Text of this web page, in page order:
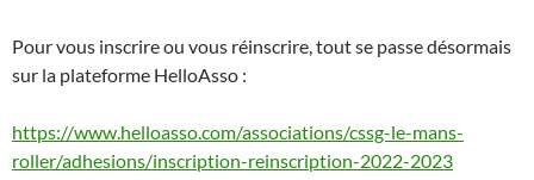
Pour vous inscrire ou vous réinscrire, tout se passe désormais
sur la plateforme HelloAsso :
https://www.helloasso.com/associations/cssg-le-mans-
roller/adhesions/inscription-reinscription-2022-2023